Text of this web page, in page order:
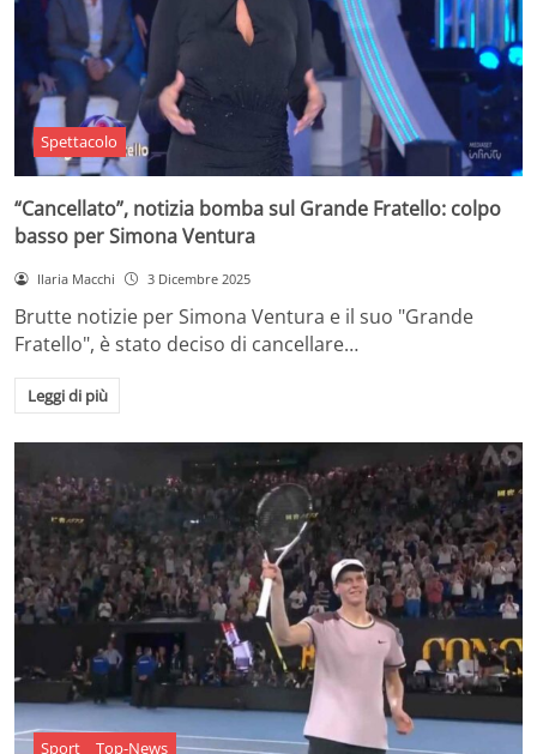
Spettacolo
“Cancellato”, notizia bomba sul Grande Fratello: colpo
basso per Simona Ventura
Ilaria Macchi 3 Dicembre 2025
Brutte notizie per Simona Ventura e il suo "Grande
Fratello", è stato deciso di cancellare…
Leggi di più
Sport Top-News